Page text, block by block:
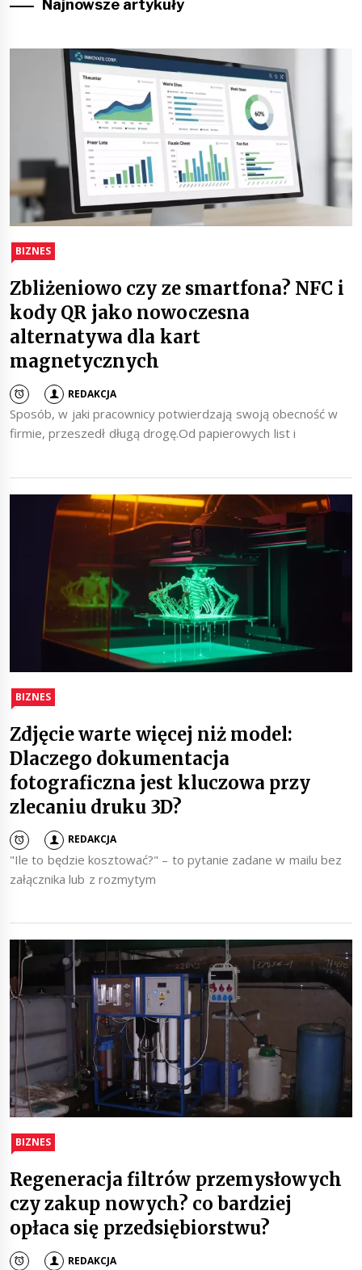
Najnowsze artykuły
BIZNES
Zbliżeniowo czy ze smartfona? NFC i
kody QR jako nowoczesna
alternatywa dla kart
magnetycznych
REDAKCJA
Sposób, w jaki pracownicy potwierdzają swoją obecność w
firmie, przeszedł długą drogę.Od papierowych list i
BIZNES
Zdjęcie warte więcej niż model:
Dlaczego dokumentacja
fotograficzna jest kluczowa przy
zlecaniu druku 3D?
REDAKCJA
"Ile to będzie kosztować?" – to pytanie zadane w mailu bez
załącznika lub z rozmytym
BIZNES
Regeneracja filtrów przemysłowych
czy zakup nowych? co bardziej
opłaca się przedsiębiorstwu?
REDAKCJA